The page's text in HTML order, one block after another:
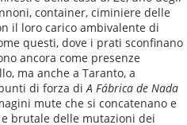
container, ciminiere delle
il loro carico ambivalente di
questi, dove i prati sconfinano
ancora come presenze
ma anche a Taranto, a
di forza di A Fábrica de Nada
mute che si concatenano e
brutale delle mutazioni dei